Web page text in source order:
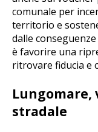
comunale per
territorio e
dalle
è favorire una
ritrovare fiducia e
Lungomare,
stradale